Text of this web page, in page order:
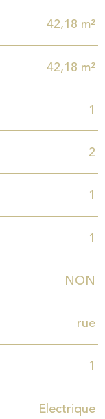
42,18 m²
42,18 m²
1
2
1
1
NON
rue
1
Electrique